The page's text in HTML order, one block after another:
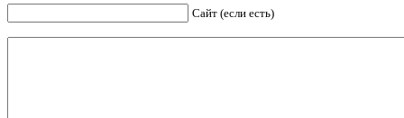
Сайт (если есть)